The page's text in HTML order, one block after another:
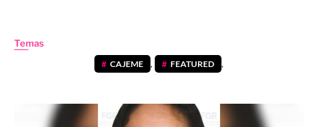
Temas
CAJEME , FEATURED ,